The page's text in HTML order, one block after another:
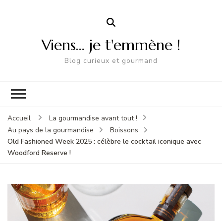
Viens… je t'emmène !
Blog curieux et gourmand
Accueil
La gourmandise avant tout !
Au pays de la gourmandise
Boissons
Old Fashioned Week 2025 : célèbre le cocktail iconique avec
Woodford Reserve !